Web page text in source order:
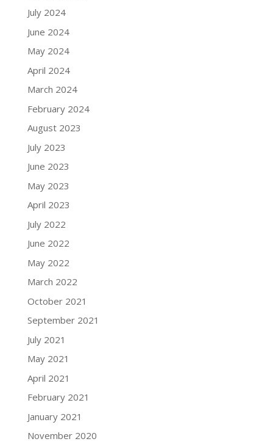
July 2024
June 2024
May 2024
April 2024
March 2024
February 2024
August 2023
July 2023
June 2023
May 2023
April 2023
July 2022
June 2022
May 2022
March 2022
October 2021
September 2021
July 2021
May 2021
April 2021
February 2021
January 2021
November 2020